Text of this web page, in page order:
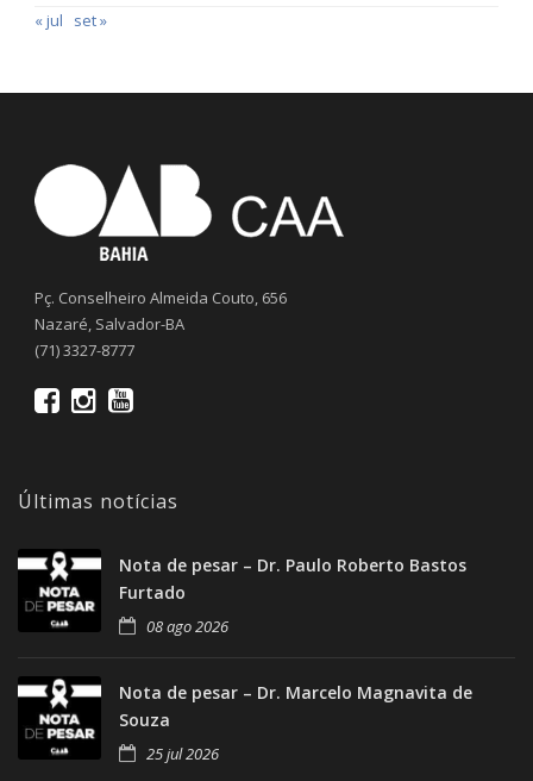
« jul
set »
Pç. Conselheiro Almeida Couto, 656
Nazaré, Salvador-BA
(71) 3327-8777
Últimas notícias
Nota de pesar – Dr. Paulo Roberto Bastos
Furtado
08 ago 2026
Nota de pesar – Dr. Marcelo Magnavita de
Souza
25 jul 2026